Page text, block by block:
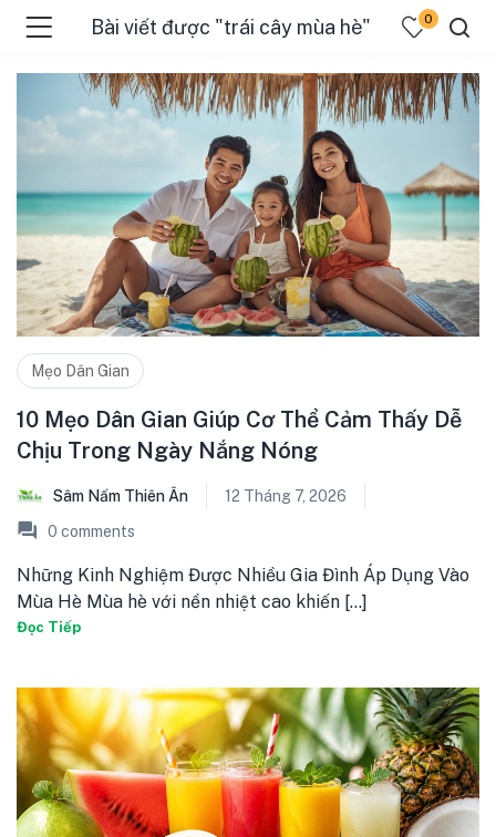
Bài viết được "trái cây mùa hè" 0
Mẹo Dân Gian
10 Mẹo Dân Gian Giúp Cơ Thể Cảm Thấy Dễ
Chịu Trong Ngày Nắng Nóng
Sâm Nấm Thiên Ân
12 Tháng 7, 2026
0 comments
Những Kinh Nghiệm Được Nhiều Gia Đình Áp Dụng Vào
Mùa Hè Mùa hè với nền nhiệt cao khiến [...]
Đọc Tiếp